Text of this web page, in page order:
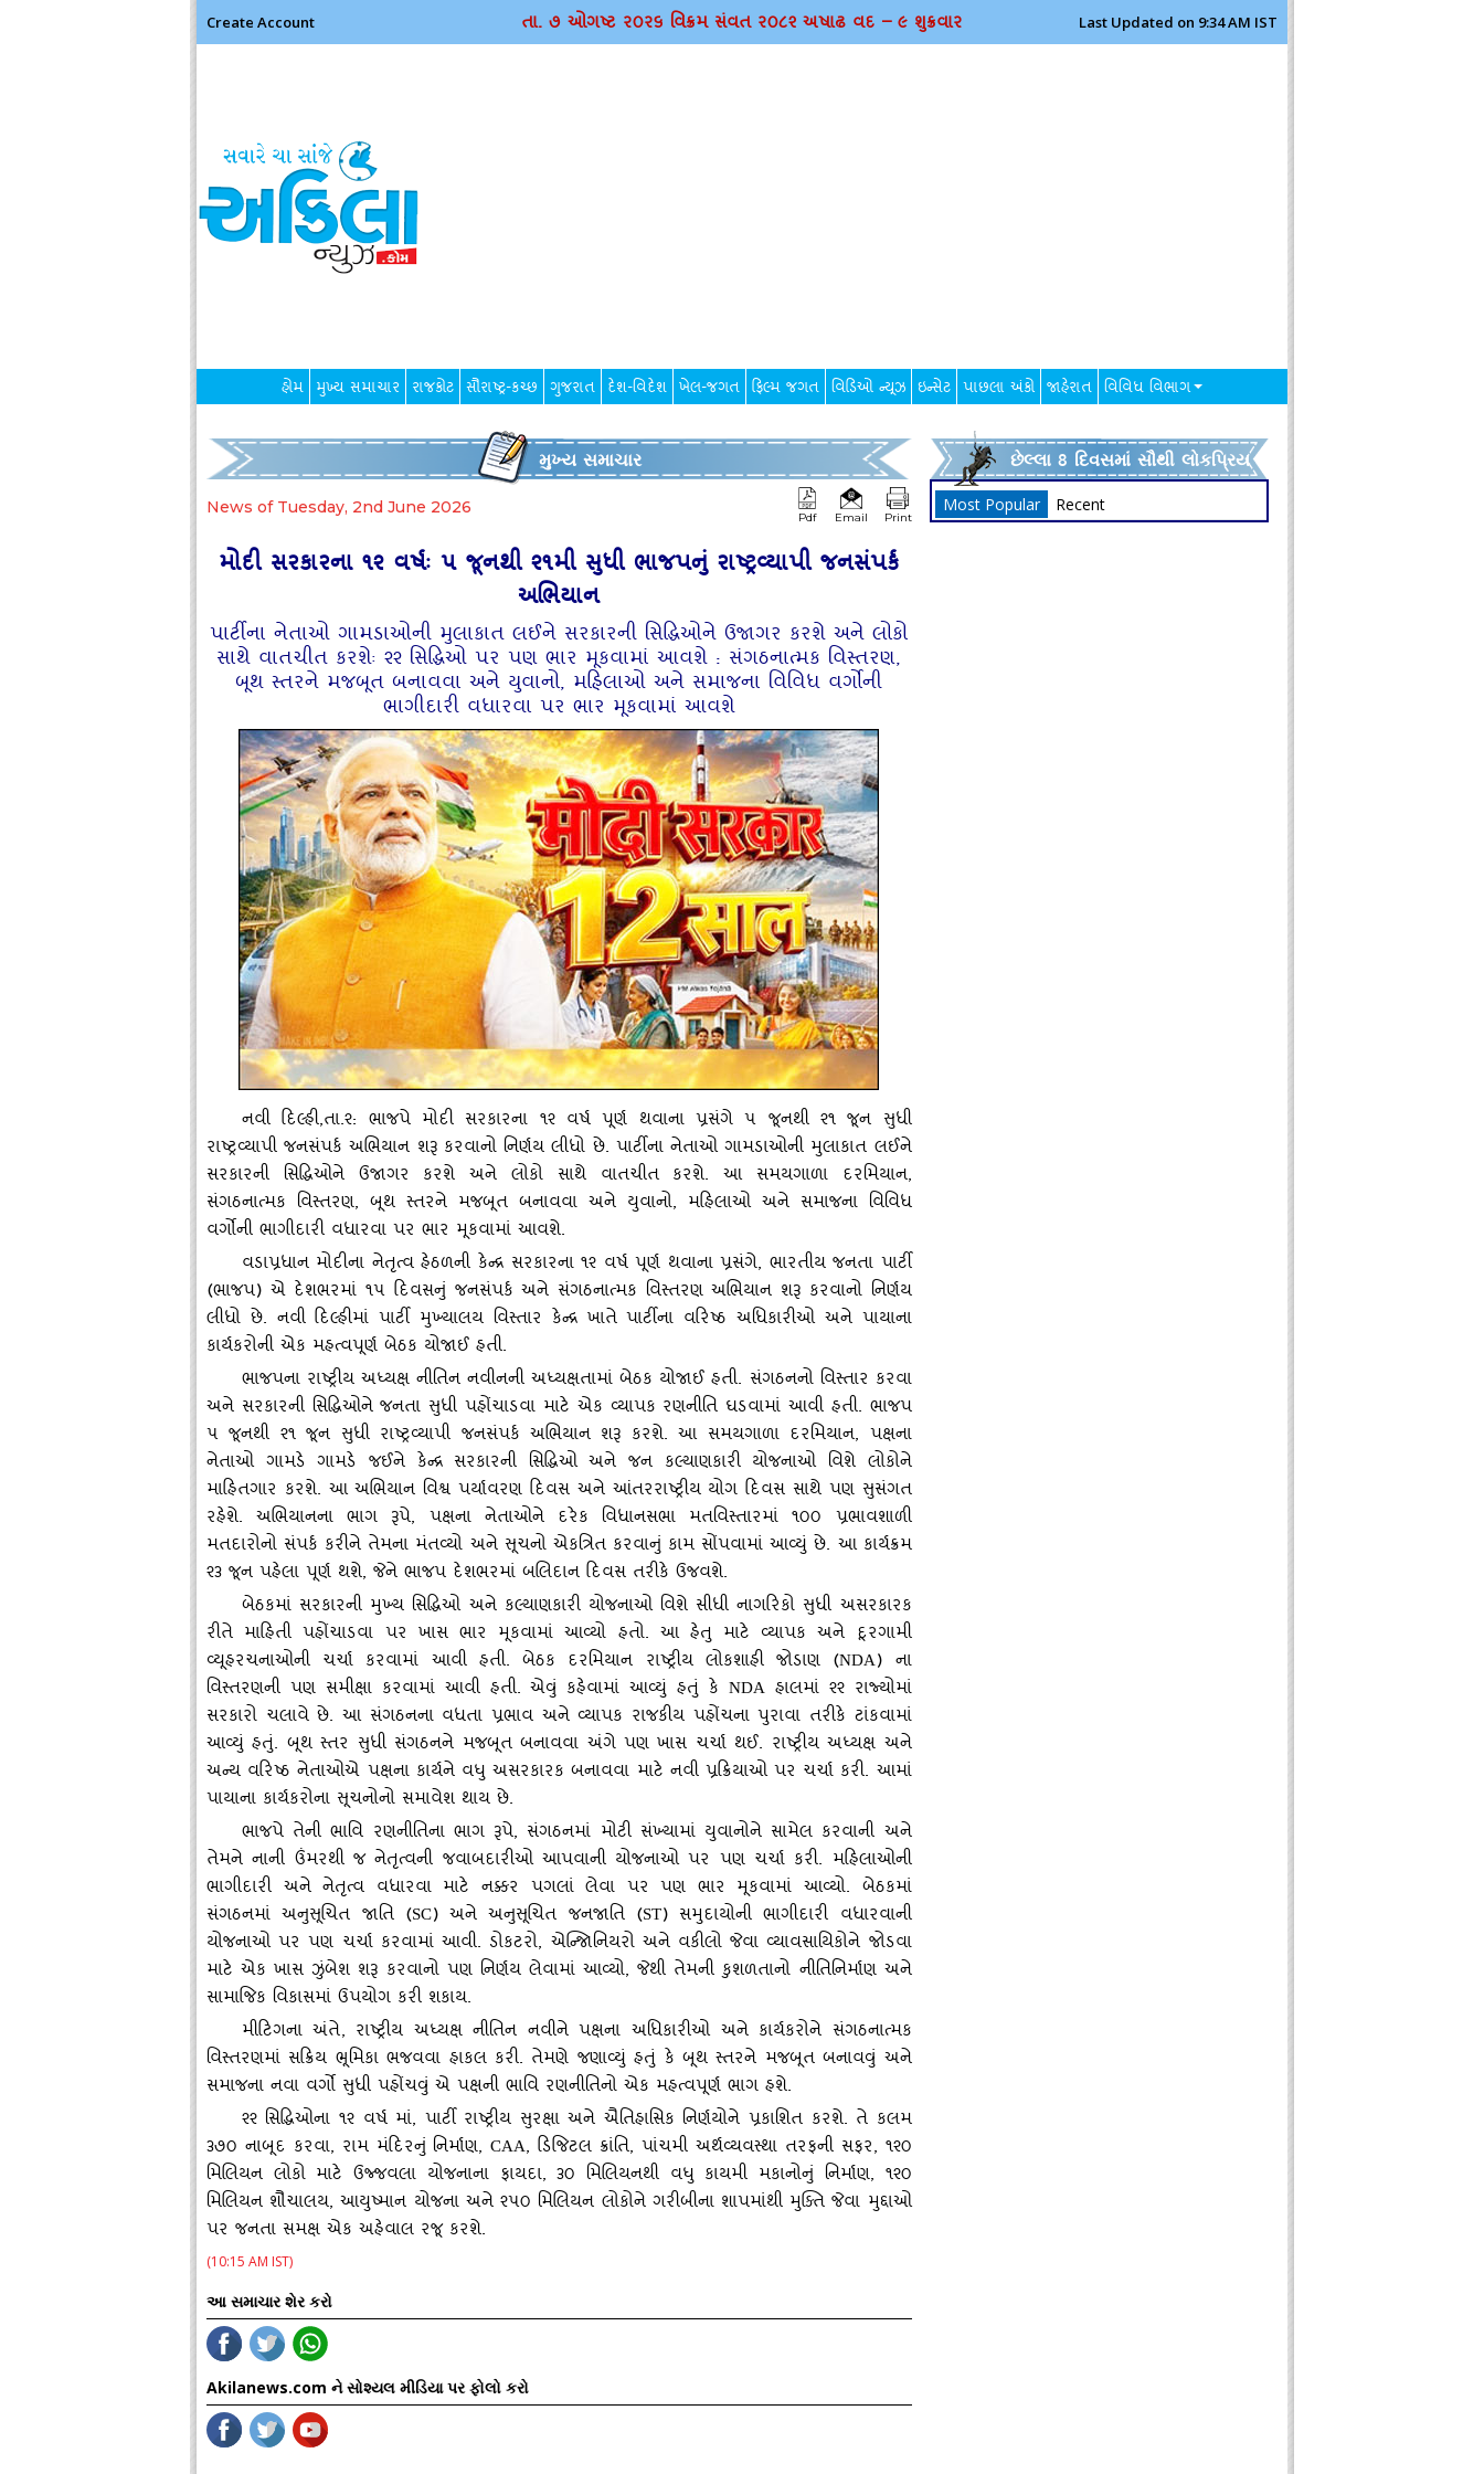
Create Account તા. ૭ ઓગષ્ટ ર૦ર૬ વિક્રમ સંવત ર૦૮૨ અષાઢ વદ – ૯ શુક્રવાર Last Updated on 9:34 AM IST
હોમ મુખ્ય સમાચાર રાજકોટ સૌરાષ્ટ્ર-કચ્છ ગુજરાત દેશ-વિદેશ ખેલ-જગત ફિલ્મ જગત વિડિઓ ન્યૂઝ ઇન્સેટ પાછલા અંકો જાહેરાત વિવિધ વિભાગ
મુખ્ય સમાચાર
News of Tuesday, 2nd June 2026
Pdf Email Print
મોદી સરકારના ૧૨ વર્ષઃ ૫ જૂનથી ૨૧મી સુધી ભાજપનું રાષ્ટ્રવ્‍યાપી જનસંપર્ક
અભિયાન
પાર્ટીના નેતાઓ ગામડાઓની મુલાકાત લઈને સરકારની સિદ્ધિઓને ઉજાગર કરશે અને લોકો
સાથે વાતચીત કરશેઃ ૨૨ સિદ્ધિઓ પર પણ ભાર મૂકવામાં આવશે : સંગઠનાત્‍મક વિસ્‍તરણ,
બૂથ સ્‍તરને મજબૂત બનાવવા અને યુવાનો, મહિલાઓ અને સમાજના વિવિધ વર્ગોની
ભાગીદારી વધારવા પર ભાર મૂકવામાં આવશે
નવી દિલ્‍હી,તા.૨: ભાજપે મોદી સરકારના ૧૨ વર્ષ પૂર્ણ થવાના પ્રસંગે ૫ જૂનથી ૨૧ જૂન સુધી
રાષ્ટ્રવ્‍યાપી જનસંપર્ક અભિયાન શરૂ કરવાનો નિર્ણય લીધો છે. પાર્ટીના નેતાઓ ગામડાઓની મુલાકાત લઈને
સરકારની સિદ્ધિઓને ઉજાગર કરશે અને લોકો સાથે વાતચીત કરશે. આ સમયગાળા દરમિયાન,
સંગઠનાત્‍મક વિસ્‍તરણ, બૂથ સ્‍તરને મજબૂત બનાવવા અને યુવાનો, મહિલાઓ અને સમાજના વિવિધ
વર્ગોની ભાગીદારી વધારવા પર ભાર મૂકવામાં આવશે.
વડાપ્રધાન મોદીના નેતૃત્‍વ હેઠળની કેન્‍દ્ર સરકારના ૧૨ વર્ષ પૂર્ણ થવાના પ્રસંગે, ભારતીય જનતા પાર્ટી
(ભાજપ) એ દેશભરમાં ૧૫ દિવસનું જનસંપર્ક અને સંગઠનાત્‍મક વિસ્‍તરણ અભિયાન શરૂ કરવાનો નિર્ણય
લીધો છે. નવી દિલ્‍હીમાં પાર્ટી મુખ્‍યાલય વિસ્‍તાર કેન્‍દ્ર ખાતે પાર્ટીના વરિષ્ઠ અધિકારીઓ અને પાયાના
કાર્યકરોની એક મહત્‍વપૂર્ણ બેઠક યોજાઈ હતી.
ભાજપના રાષ્ટ્રીય અધ્‍યક્ષ નીતિન નવીનની અધ્‍યક્ષતામાં બેઠક યોજાઈ હતી. સંગઠનનો વિસ્‍તાર કરવા
અને સરકારની સિદ્ધિઓને જનતા સુધી પહોંચાડવા માટે એક વ્‍યાપક રણનીતિ ઘડવામાં આવી હતી. ભાજપ
૫ જૂનથી ૨૧ જૂન સુધી રાષ્ટ્રવ્‍યાપી જનસંપર્ક અભિયાન શરૂ કરશે. આ સમયગાળા દરમિયાન, પક્ષના
નેતાઓ ગામડે ગામડે જઈને કેન્‍દ્ર સરકારની સિદ્ધિઓ અને જન કલ્‍યાણકારી યોજનાઓ વિશે લોકોને
માહિતગાર કરશે. આ અભિયાન વિશ્વ પર્યાવરણ દિવસ અને આંતરરાષ્ટ્રીય યોગ દિવસ સાથે પણ સુસંગત
રહેશે. અભિયાનના ભાગ રૂપે, પક્ષના નેતાઓને દરેક વિધાનસભા મતવિસ્‍તારમાં ૧૦૦ પ્રભાવશાળી
મતદારોનો સંપર્ક કરીને તેમના મંતવ્‍યો અને સૂચનો એકત્રિત કરવાનું કામ સોંપવામાં આવ્‍યું છે. આ કાર્યક્રમ
૨૩ જૂન પહેલા પૂર્ણ થશે, જેને ભાજપ દેશભરમાં બલિદાન દિવસ તરીકે ઉજવશે.
બેઠકમાં સરકારની મુખ્‍ય સિદ્ધિઓ અને કલ્‍યાણકારી યોજનાઓ વિશે સીધી નાગરિકો સુધી અસરકારક
રીતે માહિતી પહોંચાડવા પર ખાસ ભાર મૂકવામાં આવ્‍યો હતો. આ હેતુ માટે વ્‍યાપક અને દૂરગામી
વ્‍યૂહરચનાઓની ચર્ચા કરવામાં આવી હતી. બેઠક દરમિયાન રાષ્ટ્રીય લોકશાહી જોડાણ (NDA) ના
વિસ્‍તરણની પણ સમીક્ષા કરવામાં આવી હતી. એવું કહેવામાં આવ્‍યું હતું કે
NDAહાલમાં ૨૨ રાજ્‍યોમાં
સરકારો ચલાવે છે. આ સંગઠનના વધતા પ્રભાવ અને વ્‍યાપક રાજકીય પહોંચના પુરાવા તરીકે ટાંકવામાં
આવ્‍યું હતું. બૂથ સ્‍તર સુધી સંગઠનને મજબૂત બનાવવા અંગે પણ ખાસ ચર્ચા થઈ. રાષ્ટ્રીય અધ્‍યક્ષ અને
અન્‍ય વરિષ્ઠ નેતાઓએ પક્ષના કાર્યને વધુ અસરકારક બનાવવા માટે નવી પ્રક્રિયાઓ પર ચર્ચા કરી. આમાં
પાયાના કાર્યકરોના સૂચનોનો સમાવેશ થાય છે.
ભાજપે તેની ભાવિ રણનીતિના ભાગ રૂપે, સંગઠનમાં મોટી સંખ્‍યામાં યુવાનોને સામેલ કરવાની અને
તેમને નાની ઉંમરથી જ નેતૃત્‍વની જવાબદારીઓ આપવાની યોજનાઓ પર પણ ચર્ચા કરી. મહિલાઓની
ભાગીદારી અને નેતૃત્‍વ વધારવા માટે નક્કર પગલાં લેવા પર પણ ભાર મૂકવામાં આવ્‍યો. બેઠકમાં
સંગઠનમાં અનુસૂચિત જાતિ (SC) અને અનુસૂચિત જનજાતિ (ST) સમુદાયોની ભાગીદારી વધારવાની
યોજનાઓ પર પણ ચર્ચા કરવામાં આવી. ડોકટરો, એન્‍જાિનિયરો અને વકીલો જેવા વ્‍યાવસાયિકોને જોડવા
માટે એક ખાસ ઝુંબેશ શરૂ કરવાનો પણ નિર્ણય લેવામાં આવ્‍યો, જેથી તેમની કુશળતાનો નીતિનિર્માણ અને
સામાજિક વિકાસમાં ઉપયોગ કરી શકાય.
મીટિગના અંતે, રાષ્ટ્રીય અધ્‍યક્ષ નીતિન નવીને પક્ષના અધિકારીઓ અને કાર્યકરોને સંગઠનાત્‍મક
વિસ્‍તરણમાં સક્રિય ભૂમિકા ભજવવા હાકલ કરી. તેમણે જણાવ્‍યું હતું કે બૂથ સ્‍તરને મજબૂત બનાવવું અને
સમાજના નવા વર્ગો સુધી પહોંચવું એ પક્ષની ભાવિ રણનીતિનો એક મહત્‍વપૂર્ણ ભાગ હશે.
૨૨ સિદ્ધિઓના ૧૨ વર્ષ માં, પાર્ટી રાષ્ટ્રીય સુરક્ષા અને ઐતિહાસિક નિર્ણયોને પ્રકાશિત કરશે. તે કલમ
૩૭૦ નાબૂદ કરવા, રામ મંદિરનું નિર્માણ,CAA, ડિજિટલ ક્રાંતિ, પાંચમી અર્થવ્‍યવસ્‍થા તરફની સફર, ૧૨૦
મિલિયન લોકો માટે ઉજ્જવલા યોજનાના ફાયદા, ૩૦ મિલિયનથી વધુ કાયમી મકાનોનું નિર્માણ, ૧૨૦
મિલિયન શૌચાલય, આયુષ્‍માન યોજના અને ૨૫૦ મિલિયન લોકોને ગરીબીના શાપમાંથી મુક્‍તિ જેવા મુદ્દાઓ
પર જનતા સમક્ષ એક અહેવાલ રજૂ કરશે.
(10:15 AM IST)
આ સમાચાર શેર કરો
Akilanews.com ને સોશ્યલ મીડિયા પર ફોલો કરો
છેલ્લા 8 દિવસમાં સૌથી લોકપ્રિય
Most Popular Recent